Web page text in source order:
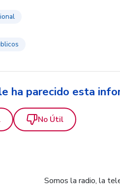
ha parecido esta
No Útil
Somos la radio, la